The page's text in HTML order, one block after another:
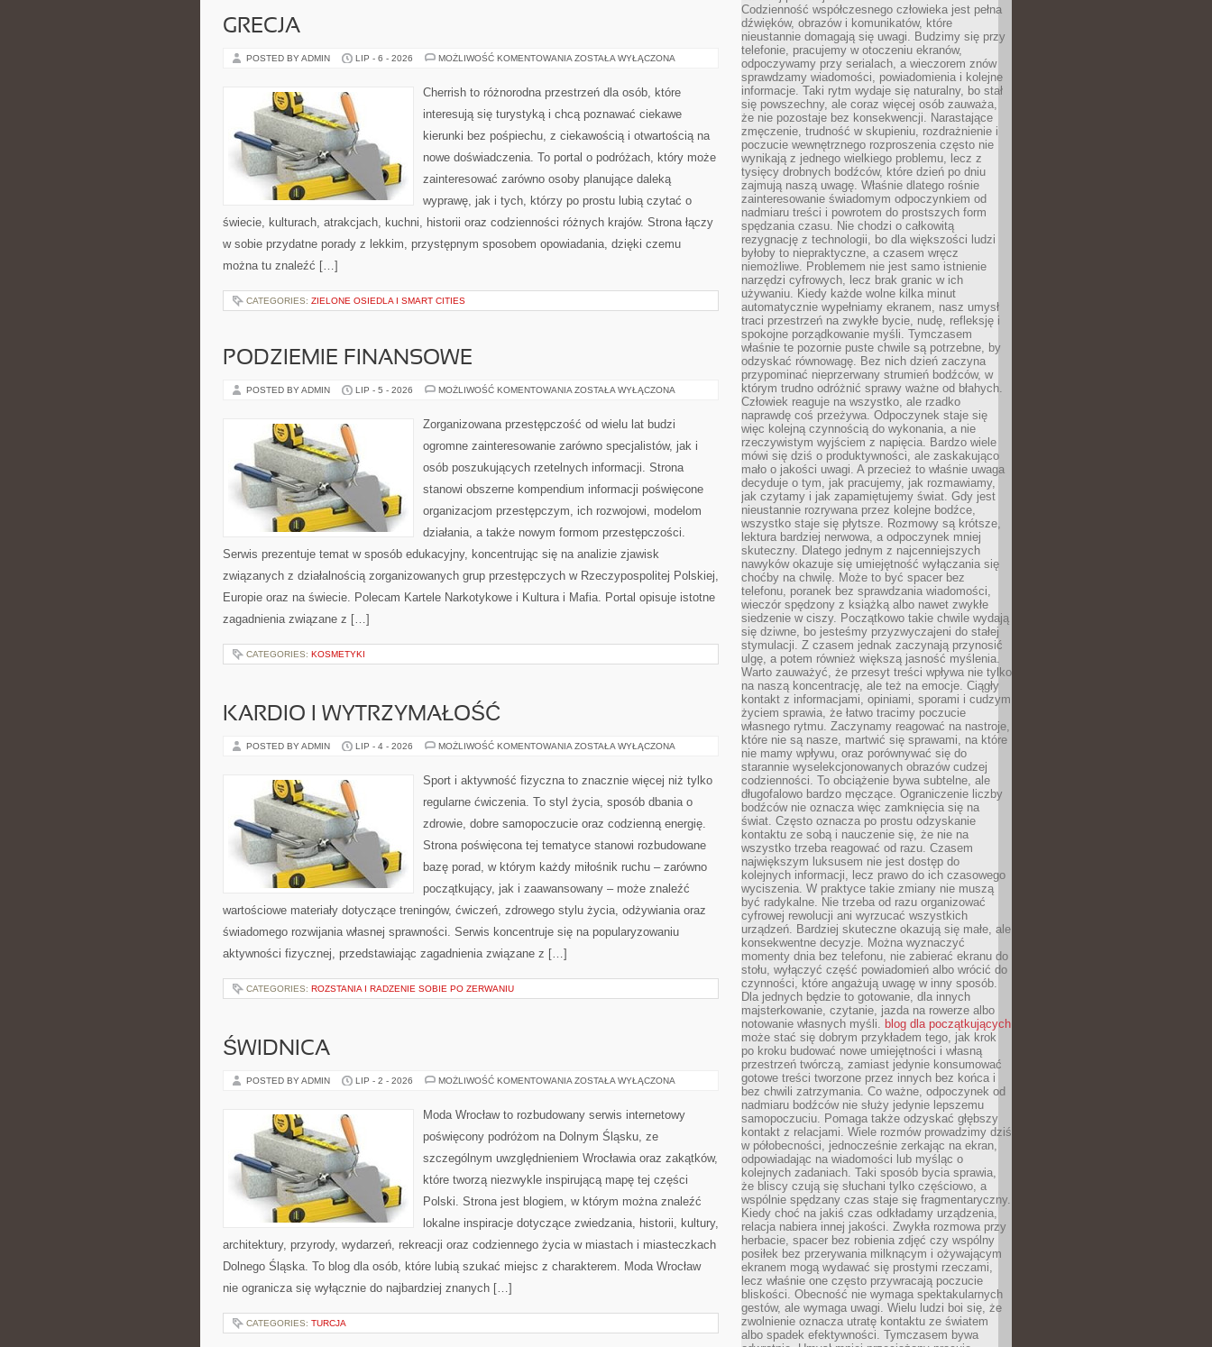
GRECJA
POSTED BY ADMIN LIP - 6 - 2026 MOŻLIWOŚĆ KOMENTOWANIA GRECJA
ZOSTAŁA WYŁĄCZONA
Cherrish to różnorodna przestrzeń dla osób, które
interesują się turystyką i chcą poznawać ciekawe
kierunki bez pośpiechu, z ciekawością i otwartością na
nowe doświadczenia. To portal o podróżach, który może
zainteresować zarówno osoby planujące daleką
wyprawę, jak i tych, którzy po prostu lubią czytać o
świecie, kulturach, atrakcjach, kuchni, historii oraz codzienności różnych krajów. Strona łączy
w sobie przydatne porady z lekkim, przystępnym sposobem opowiadania, dzięki czemu
można tu znaleźć […]
CATEGORIES: ZIELONE OSIEDLA I SMART CITIES
PODZIEMIE FINANSOWE
POSTED BY ADMIN LIP - 5 - 2026 MOŻLIWOŚĆ KOMENTOWANIA PODZIEMIE
ZOSTAŁA WYŁĄCZONA
Zorganizowana przestępczość od wielu lat budzi
ogromne zainteresowanie zarówno specjalistów, jak i
osób poszukujących rzetelnych informacji. Strona
stanowi obszerne kompendium informacji poświęcone
organizacjom przestępczym, ich rozwojowi, modelom
działania, a także nowym formom przestępczości.
Serwis prezentuje temat w sposób edukacyjny, koncentrując się na analizie zjawisk
związanych z działalnością zorganizowanych grup przestępczych w Rzeczypospolitej Polskiej,
Europie oraz na świecie. Polecam Kartele Narkotykowe i Kultura i Mafia. Portal opisuje istotne
zagadnienia związane z […]
CATEGORIES: KOSMETYKI
KARDIO I WYTRZYMAŁOŚĆ
POSTED BY ADMIN LIP - 4 - 2026 MOŻLIWOŚĆ KOMENTOWANIA KARDIO
ZOSTAŁA WYŁĄCZONA
Sport i aktywność fizyczna to znacznie więcej niż tylko
regularne ćwiczenia. To styl życia, sposób dbania o
zdrowie, dobre samopoczucie oraz codzienną energię.
Strona poświęcona tej tematyce stanowi rozbudowane
bazę porad, w którym każdy miłośnik ruchu – zarówno
początkujący, jak i zaawansowany – może znaleźć
wartościowe materiały dotyczące treningów, ćwiczeń, zdrowego stylu życia, odżywiania oraz
świadomego rozwijania własnej sprawności. Serwis koncentruje się na popularyzowaniu
aktywności fizycznej, przedstawiając zagadnienia związane z […]
CATEGORIES: ROZSTANIA I RADZENIE SOBIE PO ZERWANIU
ŚWIDNICA
POSTED BY ADMIN LIP - 2 - 2026 MOŻLIWOŚĆ KOMENTOWANIA ŚWIDNICA
ZOSTAŁA WYŁĄCZONA
Moda Wrocław to rozbudowany serwis internetowy
poświęcony podróżom na Dolnym Śląsku, ze
szczególnym uwzględnieniem Wrocławia oraz zakątków,
które tworzą niezwykle inspirującą mapę tej części
Polski. Strona jest blogiem, w którym można znaleźć
lokalne inspiracje dotyczące zwiedzania, historii, kultury,
architektury, przyrody, wydarzeń, rekreacji oraz codziennego życia w miastach i miasteczkach
Dolnego Śląska. To blog dla osób, które lubią szukać miejsc z charakterem. Moda Wrocław
nie ogranicza się wyłącznie do najbardziej znanych […]
CATEGORIES: TURCJA
Codzienność współczesnego człowieka jest pełna
dźwięków, obrazów i komunikatów, które
nieustannie domagają się uwagi. Budzimy się przy
telefonie, pracujemy w otoczeniu ekranów,
odpoczywamy przy serialach, a wieczorem znów
sprawdzamy wiadomości, powiadomienia i kolejne
informacje. Taki rytm wydaje się naturalny, bo stał
się powszechny, ale coraz więcej osób zauważa,
że nie pozostaje bez konsekwencji. Narastające
zmęczenie, trudność w skupieniu, rozdrażnienie i
poczucie wewnętrznego rozproszenia często nie
wynikają z jednego wielkiego problemu, lecz z
tysięcy drobnych bodźców, które dzień po dniu
zajmują naszą uwagę. Właśnie dlatego rośnie
zainteresowanie świadomym odpoczynkiem od
nadmiaru treści i powrotem do prostszych form
spędzania czasu. Nie chodzi o całkowitą
rezygnację z technologii, bo dla większości ludzi
byłoby to niepraktyczne, a czasem wręcz
niemożliwe. Problemem nie jest samo istnienie
narzędzi cyfrowych, lecz brak granic w ich
używaniu. Kiedy każde wolne kilka minut
automatycznie wypełniamy ekranem, nasz umysł
traci przestrzeń na zwykłe bycie, nudę, refleksję i
spokojne porządkowanie myśli. Tymczasem
właśnie te pozornie puste chwile są potrzebne, by
odzyskać równowagę. Bez nich dzień zaczyna
przypominać nieprzerwany strumień bodźców, w
którym trudno odróżnić sprawy ważne od błahych.
Człowiek reaguje na wszystko, ale rzadko
naprawdę coś przeżywa. Odpoczynek staje się
więc kolejną czynnością do wykonania, a nie
rzeczywistym wyjściem z napięcia. Bardzo wiele
mówi się dziś o produktywności, ale zaskakująco
mało o jakości uwagi. A przecież to właśnie uwaga
decyduje o tym, jak pracujemy, jak rozmawiamy,
jak czytamy i jak zapamiętujemy świat. Gdy jest
nieustannie rozrywana przez kolejne bodźce,
wszystko staje się płytsze. Rozmowy są krótsze,
lektura bardziej nerwowa, a odpoczynek mniej
skuteczny. Dlatego jednym z najcenniejszych
nawyków okazuje się umiejętność wyłączania się
choćby na chwilę. Może to być spacer bez
telefonu, poranek bez sprawdzania wiadomości,
wieczór spędzony z książką albo nawet zwykłe
siedzenie w ciszy. Początkowo takie chwile wydają
się dziwne, bo jesteśmy przyzwyczajeni do stałej
stymulacji. Z czasem jednak zaczynają przynosić
ulgę, a potem również większą jasność myślenia.
Warto zauważyć, że przesyt treści wpływa nie tylko
na naszą koncentrację, ale też na emocje. Ciągły
kontakt z informacjami, opiniami, sporami i cudzym
życiem sprawia, że łatwo tracimy poczucie
własnego rytmu. Zaczynamy reagować na nastroje,
które nie są nasze, martwić się sprawami, na które
nie mamy wpływu, oraz porównywać się do
starannie wyselekcjonowanych obrazów cudzej
codzienności. To obciążenie bywa subtelne, ale
długofalowo bardzo męczące. Ograniczenie liczby
bodźców nie oznacza więc zamknięcia się na
świat. Często oznacza po prostu odzyskanie
kontaktu ze sobą i nauczenie się, że nie na
wszystko trzeba reagować od razu. Czasem
największym luksusem nie jest dostęp do
kolejnych informacji, lecz prawo do ich czasowego
wyciszenia. W praktyce takie zmiany nie muszą
być radykalne. Nie trzeba od razu organizować
cyfrowej rewolucji ani wyrzucać wszystkich
urządzeń. Bardziej skuteczne okazują się małe, ale
konsekwentne decyzje. Można wyznaczyć
momenty dnia bez telefonu, nie zabierać ekranu do
stołu, wyłączyć część powiadomień albo wrócić do
czynności, które angażują uwagę w inny sposób.
Dla jednych będzie to gotowanie, dla innych
majsterkowanie, czytanie, jazda na rowerze albo
notowanie własnych myśli. blog dla początkujących
może stać się dobrym przykładem tego, jak krok
po kroku budować nowe umiejętności i własną
przestrzeń twórczą, zamiast jedynie konsumować
gotowe treści tworzone przez innych bez końca i
bez chwili zatrzymania. Co ważne, odpoczynek od
nadmiaru bodźców nie służy jedynie lepszemu
samopoczuciu. Pomaga także odzyskać głębszy
kontakt z relacjami. Wiele rozmów prowadzimy dziś
w półobecności, jednocześnie zerkając na ekran,
odpowiadając na wiadomości lub myśląc o
kolejnych zadaniach. Taki sposób bycia sprawia,
że bliscy czują się słuchani tylko częściowo, a
wspólnie spędzany czas staje się fragmentaryczny.
Kiedy choć na jakiś czas odkładamy urządzenia,
relacja nabiera innej jakości. Zwykła rozmowa przy
herbacie, spacer bez robienia zdjęć czy wspólny
posiłek bez przerywania milknącym i ożywającym
ekranem mogą wydawać się prostymi rzeczami,
lecz właśnie one często przywracają poczucie
bliskości. Obecność nie wymaga spektakularnych
gestów, ale wymaga uwagi. Wielu ludzi boi się, że
zwolnienie oznacza utratę kontaktu ze światem
albo spadek efektywności. Tymczasem bywa